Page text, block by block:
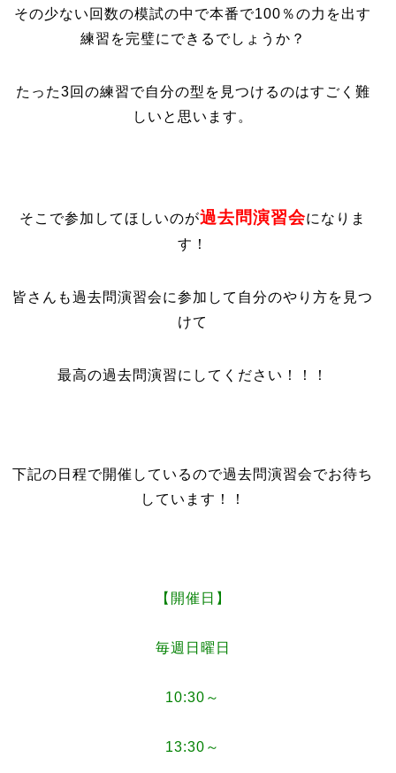
その少ない回数の模試の中で本番で100％の力を出す
練習を完璧にできるでしょうか？
たった3回の練習で自分の型を見つけるのはすごく難
しいと思います。
そこで参加してほしいのが過去問演習会になりま
す！
皆さんも過去問演習会に参加して自分のやり方を見つ
けて
最高の過去問演習にしてください！！！
下記の日程で開催しているので過去問演習会でお待ち
しています！！
【開催日】
毎週日曜日
10:30～
13:30～